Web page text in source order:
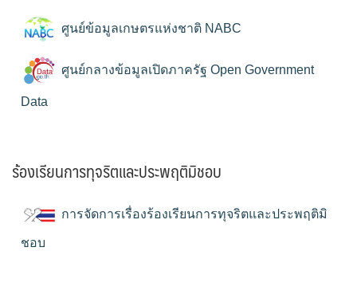
ศูนย์ข้อมูลเกษตรแห่งชาติ NABC
ศูนย์กลางข้อมูลเปิดภาครัฐ Open Government
Data
ร้องเรียนการทุจริตและประพฤติมิชอบ
การจัดการเรื่องร้องเรียนการทุจริตและประพฤติมิ
ชอบ